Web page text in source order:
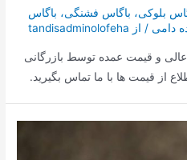
بلوکی، باگاس فشنگی، باگاس
دامی / از tandisadminolofeha
و قیمت عمده توسط بازرگانی
از قیمت ها با ما تماس بگیرید.